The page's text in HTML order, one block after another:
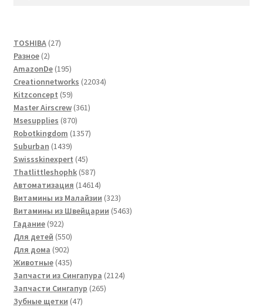
TOSHIBA 2727
Разное 22
товара
AmazonDe 195195
товаров
Creationnetworks 2203422034
Kitzconcept 5959
товаров
Master Airscrew 361361
Msesupplies 870870
товаров
Robotkingdom 13571357
Suburban 14391439
товаров
Swissskinexpert 4545
товаров
Thatlittleshophk 587587
товаров
Автоматизация 1461414614
товаров
Витамины из Малайзии 323323
товара
Витамины из Швейцарии 54635463
Гадание 922922
товара
Для детей 550550
Для дома 902902
товара
Животные 435435
товаров
Запчасти из Сингапура 21242124
Запчасти Сингапур 265265
Зубные щетки 4747